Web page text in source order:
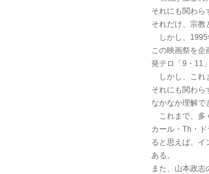
それにも関わら
それだけ、宗教
しかし、1995
この映画祭を企
発テロ「9・11
しかし、これ
それにも関わら
なかなか理解で
これまで、多
カール・Th・
ると思えば、イ
ある。
また、山本政